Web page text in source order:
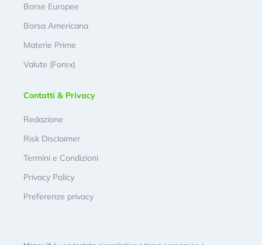
Borse Europee
Borsa Americana
Materie Prime
Valute (Forex)
Contatti & Privacy
Redazione
Risk Disclaimer
Termini e Condizioni
Privacy Policy
Preferenze privacy